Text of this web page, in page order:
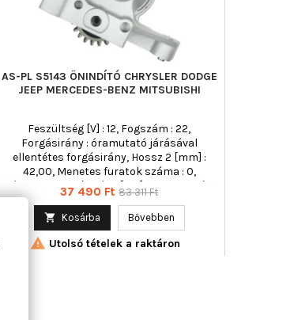
AS-PL S5143 ÖNINDÍTÓ CHRYSLER DODGE
JEEP MERCEDES-BENZ MITSUBISHI
Feszültség [V] : 12, Fogszám : 22,
Forgásirány : óramutató járásával
ellentétes forgásirány, Hossz 2 [mm] :
42,00, Menetes furatok száma : 0,
Névleges teljesítmény [kW] : 2,00, rögzítő
furatok száma : 3
Ár
37 490 Ft Normál
83 311 Ft
 Kosárba Bővebben
 Utolsó tételek a raktáron